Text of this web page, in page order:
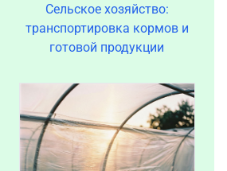
Сельское хозяйство:
транспортировка кормов и
готовой продукции